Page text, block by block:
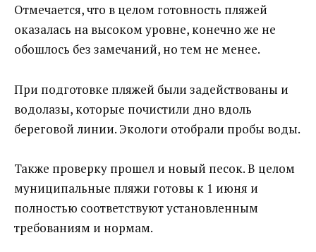
Отмечается, что в целом готовность пляжей
оказалась на высоком уровне, конечно же не
обошлось без замечаний, но тем не менее.
При подготовке пляжей были задействованы и
водолазы, которые почистили дно вдоль
береговой линии. Экологи отобрали пробы воды.
Также проверку прошел и новый песок. В целом
муниципальные пляжи готовы к 1 июня и
полностью соответствуют установленным
требованиям и нормам.